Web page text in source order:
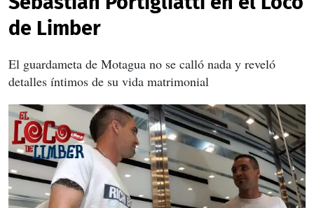
de Limber
El guardameta de Motagua no se calló nada y reveló
detalles íntimos de su vida matrimonial